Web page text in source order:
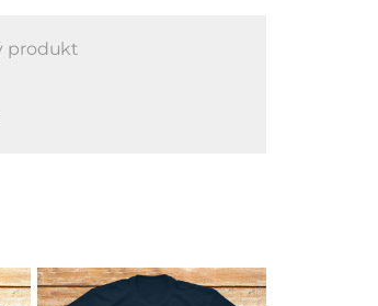
produkt